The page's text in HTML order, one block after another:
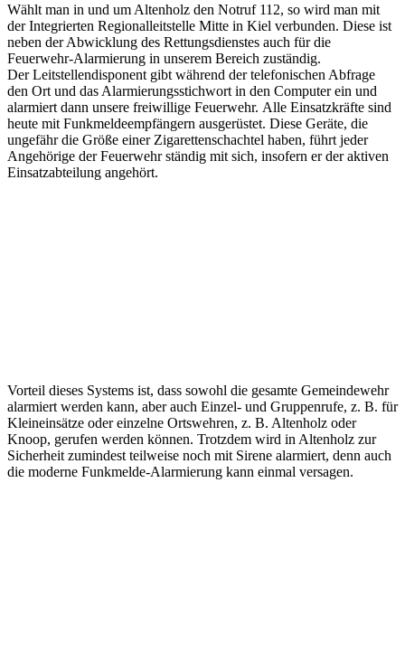
Wählt man in und um Altenholz den Notruf 112, so wird man mit
der Integrierten Regionalleitstelle Mitte in Kiel verbunden. Diese ist
neben der Abwicklung des Rettungsdienstes auch für die
Feuerwehr-Alarmierung in unserem Bereich zuständig.
Der Leitstellendisponent gibt während der telefonischen Abfrage
den Ort und das Alarmierungsstichwort in den Computer ein und
alarmiert dann unsere freiwillige Feuerwehr. Alle Einsatzkräfte sind
heute mit Funkmeldeempfängern ausgerüstet. Diese Geräte, die
ungefähr die Größe einer Zigarettenschachtel haben, führt jeder
Angehörige der Feuerwehr ständig mit sich, insofern er der aktiven
Einsatzabteilung angehört.
Vorteil dieses Systems ist, dass sowohl die gesamte Gemeindewehr
alarmiert werden kann, aber auch Einzel- und Gruppenrufe, z. B. für
Kleineinsätze oder einzelne Ortswehren, z. B. Altenholz oder
Knoop, gerufen werden können. Trotzdem wird in Altenholz zur
Sicherheit zumindest teilweise noch mit Sirene alarmiert, denn auch
die moderne Funkmelde-Alarmierung kann einmal versagen.